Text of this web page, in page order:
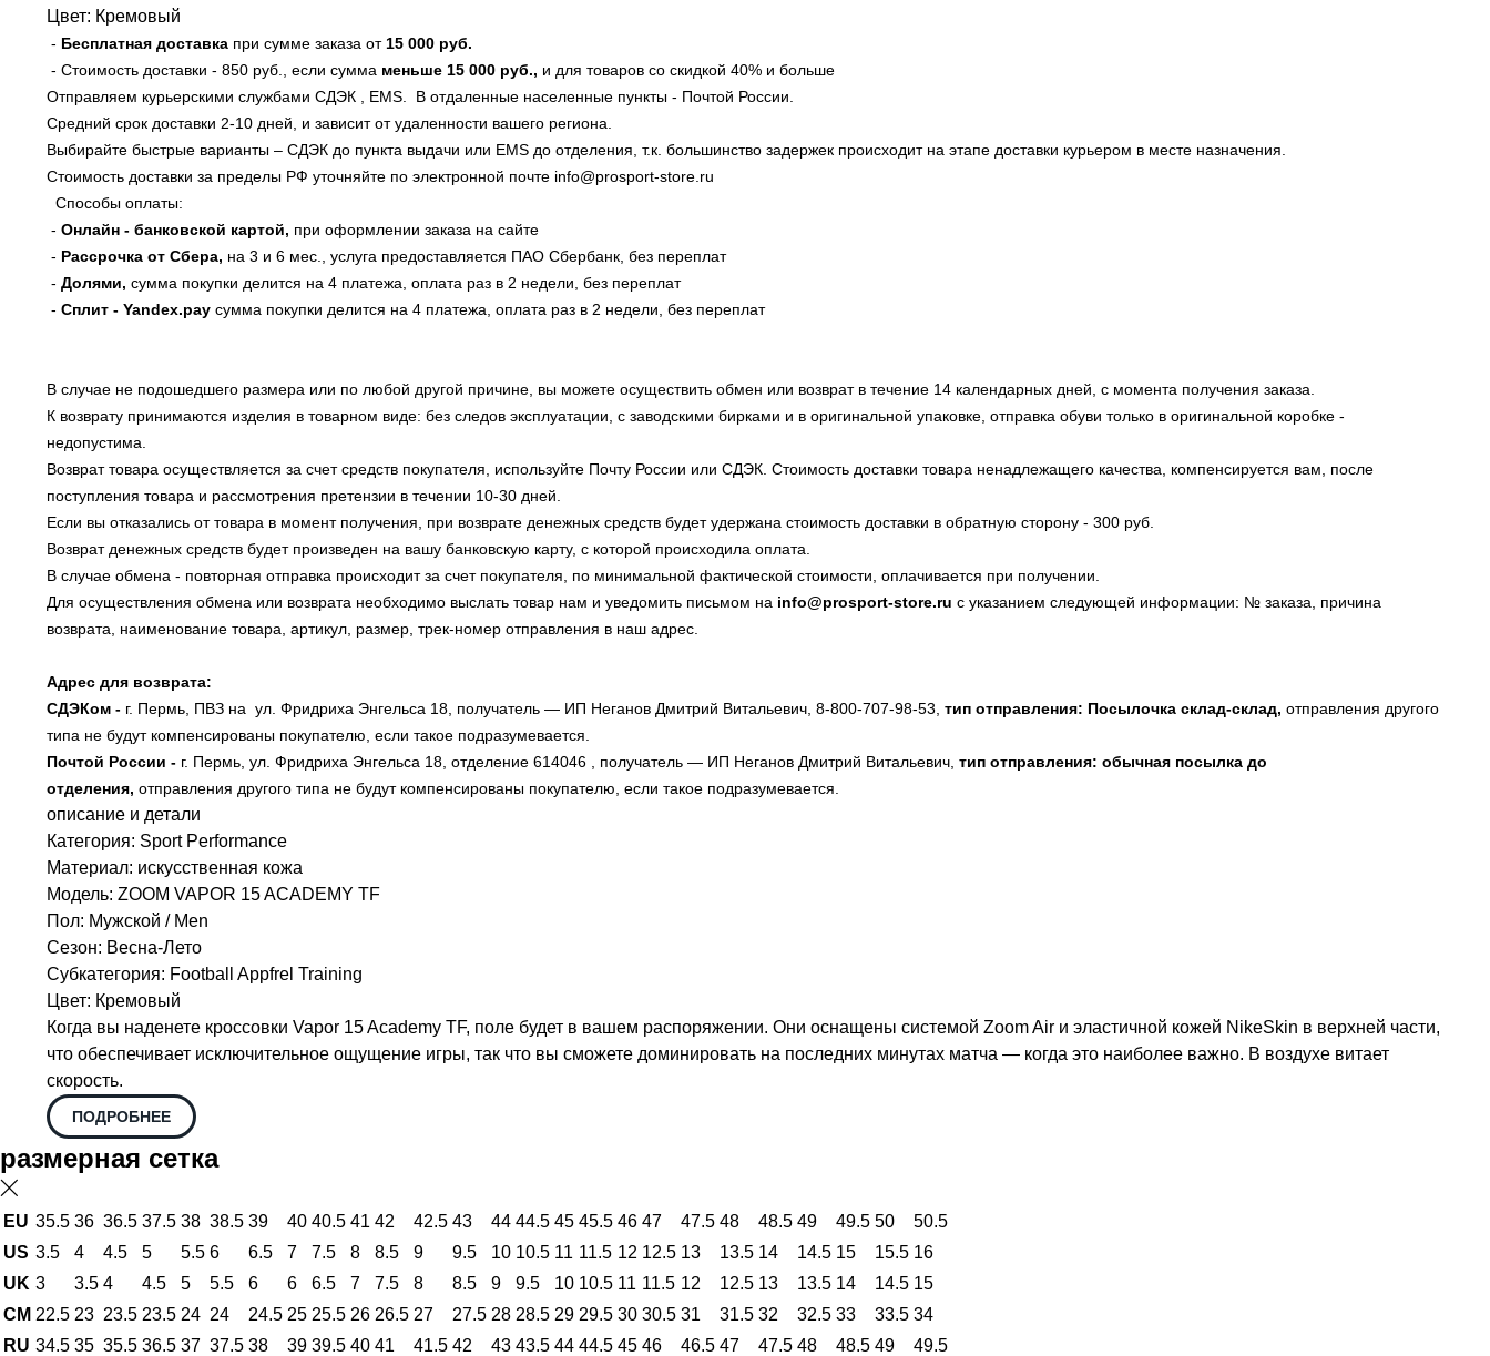
Субкатегория: Football Appfrel Training
Цвет: Кремовый
- Бесплатная доставкапри сумме заказа от 15 000 руб .
- Стоимость доставки - 850 руб., если суммаменьше15 000 руб.,и для товаров со скидкой 40% и больше
Отправляем курьерскими службами СДЭК , EMS. В отдаленные населенные пункты - Почтой России.
Средний срок доставки 2-10 дней, и зависит от удаленности вашего региона.
Выбирайте быстрые варианты – СДЭК до пункта выдачи или EMS до отделения, т.к. большинство задержек происходит на этапе доставки курьером в месте назначения.
Стоимость доставки за пределы РФ уточняйте по электронной почте info@prosport-store.ru
Способы оплаты:
- Онлайн - банковской картой, при оформлении заказа на сайте
- Рассрочка от Сбера,на 3 и 6 мес., услуга предоставляется ПАО Сбербанк, без переплат
- Долями,сумма покупки делится на 4 платежа, оплата раз в 2 недели, без переплат
В случае не подошедшего размера или по любой другой причине, вы можете осуществить обмен или возврат в течение 14 календарных дней, с момента получения заказа.
К возврату принимаются изделия в товарном виде: без следов эксплуатации, с заводскими бирками и в оригинальной упаковке, отправка обуви только в оригинальной коробке -
недопустима.
Возврат товара осуществляется за счет средств покупателя, используйте Почту России или СДЭК. Стоимость доставки товара ненадлежащего качества, компенсируется вам, после
поступления товара и рассмотрения претензии в течении 10-30 дней.
Если вы отказались от товара в момент получения, при возврате денежных средств будет удержана стоимость доставки в обратную сторону - 300 руб.
Возврат денежных средств будет произведен на вашу банковскую карту, с которой происходила оплата.
В случае обмена - повторная отправка происходит за счет покупателя, по минимальной фактической стоимости, оплачивается при получении.
Для осуществления обмена или возврата необходимо выслать товар нам и уведомить письмом на
Адрес для возврата:
СДЭКом -г. Пермь, ПВЗ на ул. Фридриха Энгельса 18, получатель — ИП Неганов Дмитрий Витальевич, 8-800-707-98-53,
типа не будут компенсированы покупателю, если такое подразумевается.
Почтой России -г. Пермь,ул. Фридриха Энгельса 18, отделение 614046, получатель — ИП Неганов Дмитрий Витальевич,
отделения, отправления другого типа не будут
описание и детали
Категория: Sport Performance
Материал: искусственная кожа
Модель: ZOOM VAPOR 15 ACADEMY TF
Пол: Мужской / Men
Сезон: Весна-Лето
Субкатегория: Football Appfrel Training
Цвет: Кремовый
Когда вы наденете кроссовки Vapor 15 Academy TF, поле будет в вашем распоряжении. Они оснащены системой Zoom Air и эластичной кожей NikeSkin в верхней части,
что обеспечивает исключительное ощущение игры, так что вы сможете доминировать на последних минутах матча — когда это наиболее важно. В воздухе витает
скорость.
ПОДРОБНЕЕ
размерная сетка
EU 35.5 36 36.5 37.5 38 38.5 39 40 40.5 41 42 42.5 43 44 44.5 45 45.5 46 47 47.5 48 48.5 49 49.5 50
50.5
US 3.5 4 4.5 5 5.5 6 6.5 7 7.5 8 8.5 9 9.5 10 10.5 11 11.5 12 12.5 13 13.5 14 14.5 15 15.5 16
UK 3 3.5 4 4.5 5 5.5 6 6 6.5 7 7.5 8 8.5 9 9.5 10 10.5 11 11.5 12 12.5 13 13.5 14 14.5 15
CM 22.5 23 23.5 23.5 24 24 24.5 25 25.5 26 26.5 27 27.5 28 28.5 29 29.5 30 30.5 31 31.5 32 32.5 33 33.5 34